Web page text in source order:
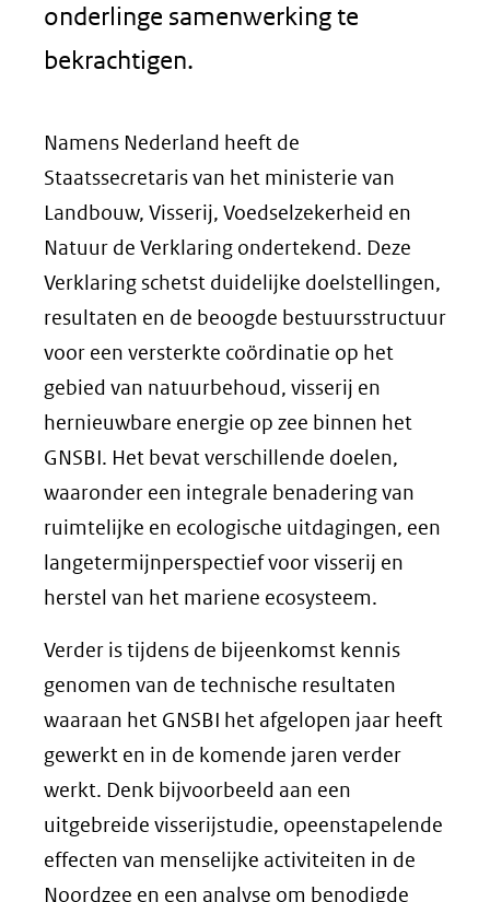
onderlinge samenwerking te
bekrachtigen.
Namens Nederland heeft de
Staatssecretaris van het ministerie van
Landbouw, Visserij, Voedselzekerheid en
Natuur de Verklaring ondertekend. Deze
Verklaring schetst duidelijke doelstellingen,
resultaten en de beoogde bestuursstructuur
voor een versterkte coördinatie op het
gebied van natuurbehoud, visserij en
hernieuwbare energie op zee binnen het
GNSBI. Het bevat verschillende doelen,
waaronder een integrale benadering van
ruimtelijke en ecologische uitdagingen, een
langetermijnperspectief voor visserij en
herstel van het mariene ecosysteem.
Verder is tijdens de bijeenkomst kennis
genomen van de technische resultaten
waaraan het GNSBI het afgelopen jaar heeft
gewerkt en in de komende jaren verder
werkt. Denk bijvoorbeeld aan een
uitgebreide visserijstudie, opeenstapelende
effecten van menselijke activiteiten in de
Noordzee en een analyse om benodigde